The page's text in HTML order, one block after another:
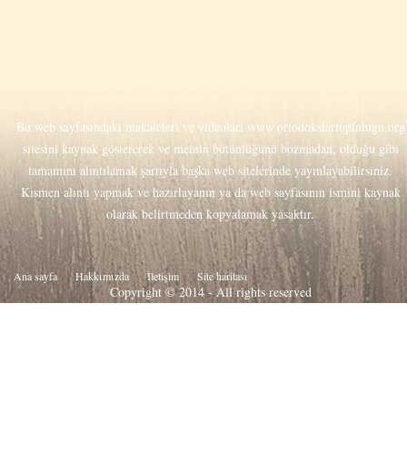
Bu web sayfasındaki makaleleri ve videoları www.ortodokslartoplulugu.org
sitesini kaynak göstererek ve metnin bütünlüğünü bozmadan, olduğu gibi
tamamını alıntılamak şartıyla başka web sitelerinde yayınlayabilirsiniz.
Kısmen alıntı yapmak ve hazırlayanın ya da web sayfasının ismini kaynak
olarak belirtmeden kopyalamak yasaktır.
Ana sayfa Hakkιmιzda İletişim Site haritası
Copyright © 2014 - All rights reserved